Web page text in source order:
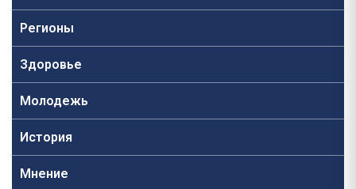
Регионы
Здоровье
Молодежь
История
Мнение